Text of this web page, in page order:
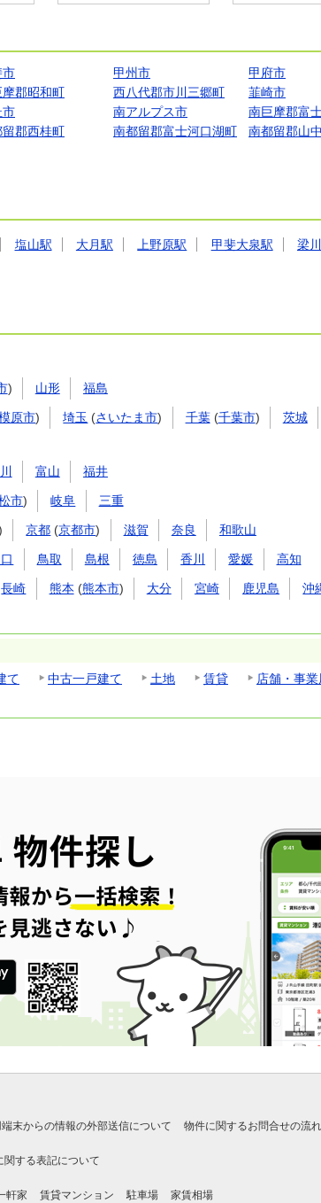
市 甲州市
甲府市
摩郡昭和町 西八代郡市川三郷町
韮崎市
市 南アルプス市
南巨摩郡富
留郡西桂町 南都留郡富士河口湖町
南都留郡山
塩山駅 大月駅 上野原駅 甲斐大泉駅
梁
) 山形 福島
原市) 埼玉 (さいたま市) 千葉(千葉市) 茨城
富山 福井
市) 岐阜 三重
京都 (京都市) 滋賀 奈良 和歌山
鳥取 島根 徳島 香川 愛媛 高知
長崎 熊本 (熊本市) 大分 宮崎 鹿児島 沖
て 中古一戸建て 土地 賃貸
店舗・事業
末からの情報の外部送信について 物件に関するお問合せの流れ
関する表記について
軒家 賃貸マンション 駐車場 家賃相場